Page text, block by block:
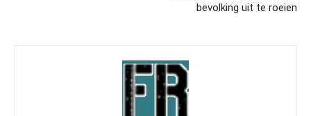
bevolking uit te roeien